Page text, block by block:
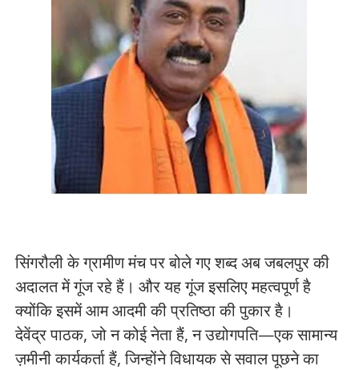
सिंगरौली के ग्रामीण मंच पर बोले गए शब्द अब जबलपुर की
अदालत में गूंज रहे हैं। और यह गूंज इसलिए महत्वपूर्ण है
क्योंकि इसमें आम आदमी की प्रतिष्ठा की पुकार है।
देवेंद्र पाठक, जो न कोई नेता हैं, न उद्योगपति—एक सामान्य
ज़मीनी कार्यकर्ता हैं, जिन्होंने विधायक से सवाल पूछने का